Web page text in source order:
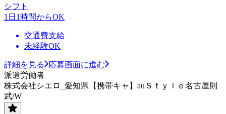
シフト
1日1時間からOK
交通費支給
未経験OK
詳細を見る
応募画面に進む
派遣労働者
株式会社シエロ_愛知県【携帯キャ】auＳｔｙｌｅ名古屋則
武/W